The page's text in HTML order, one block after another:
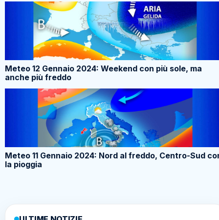
Meteo 12 Gennaio 2024: Weekend con più sole, ma
anche più freddo
Meteo 11 Gennaio 2024: Nord al freddo, Centro-Sud
la pioggia